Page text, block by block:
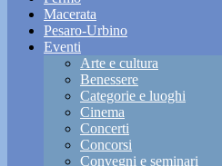
Macerata
Pesaro-Urbino
Eventi
Arte e cultura
Benessere
Categorie e luoghi
Cinema
Concerti
Concorsi
Convegni e seminari